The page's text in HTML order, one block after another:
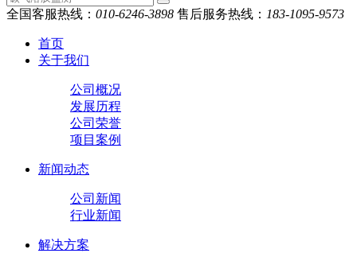
全国客服热线： 010-6246-3898 售后服务热线： 183-1095-9573
首页
关于我们
公司概况
发展历程
公司荣誉
项目案例
新闻动态
公司新闻
行业新闻
解决方案